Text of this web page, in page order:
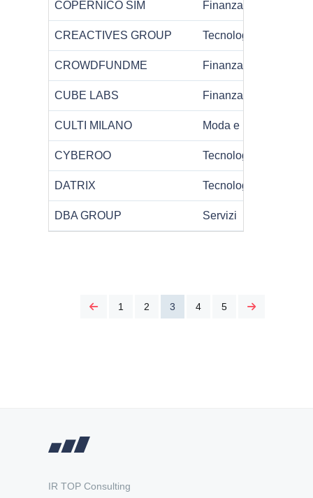
COPERNICO SIM Finanza
CREACTIVES GROUP Tecnologia
CROWDFUNDME Finanza
CUBE LABS Finanza
CULTI MILANO Moda e Lusso
CYBEROO Tecnologia
DATRIX Tecnologia
DBA GROUP Servizi
1 2 3 4 5
IR TOP Consulting